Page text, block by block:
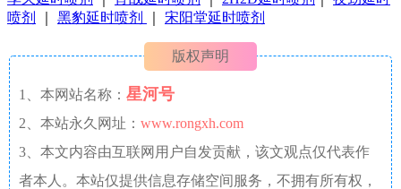
喷剂
黑豹延时喷剂 宋阳堂延时喷剂
版权声明
1、本网站名称： 星河号
2、本站永久网址： www.rongxh.com
3、本文内容由互联网用户自发贡献，该文观点仅代表作
者本人。本站仅提供信息存储空间服务，不拥有所有权，